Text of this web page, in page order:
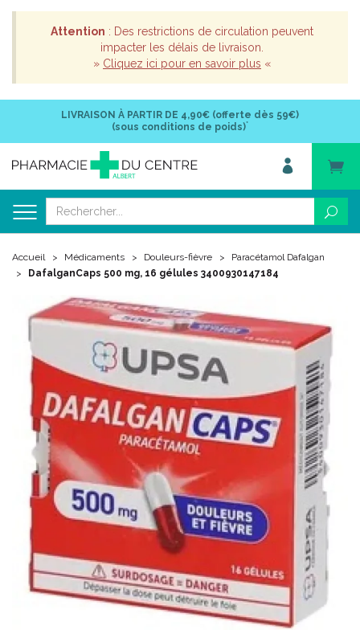
Attention : Des restrictions de circulation peuvent
impacter les délais de livraison.
» Cliquez ici pour en savoir plus «
LIVRAISON À PARTIR DE 4,90€ (offerte dès 59€)
(sous conditions de poids)*
Accueil Médicaments Douleurs-fièvre
Paracétamol Dafalgan
DafalganCaps 500 mg, 16 gélules 3400930147184